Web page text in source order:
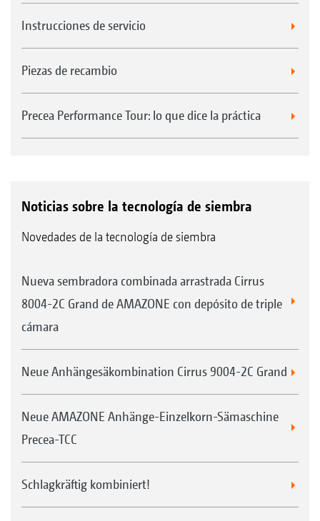
Instrucciones de servicio
Piezas de recambio
Precea Performance Tour: lo que dice la práctica
Noticias sobre la tecnología de siembra
Novedades de la tecnología de siembra
Nueva sembradora combinada arrastrada Cirrus
8004-2C Grand de AMAZONE con depósito de triple
cámara
Neue Anhängesäkombination Cirrus 9004-2C Grand
Neue AMAZONE Anhänge-Einzelkorn-Sämaschine
Precea-TCC
Schlagkräftig kombiniert!